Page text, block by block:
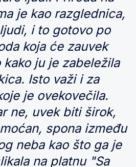
je kao razglednica,
i to gotovo po
koja će zauvek
ju je zabeležila
Isto važi i za
je ovekovečila.
ne, uvek biti širok,
spona između
neba kao što ga je
na platnu "Sa